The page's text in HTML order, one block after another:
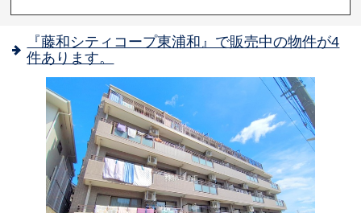
『藤和シティコープ東浦和』で販売中の物件が4
件あります。